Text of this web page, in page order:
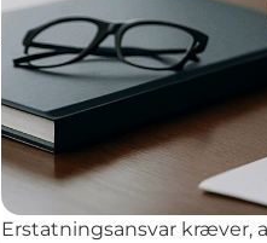
Erstatningsansvar kræver,